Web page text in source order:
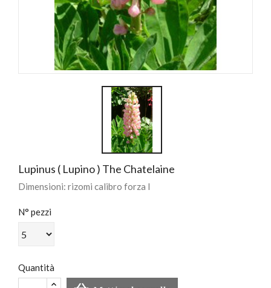
Lupinus ( Lupino ) The Chatelaine
Dimensioni: rizomi calibro forza I
N° pezzi
Quantità